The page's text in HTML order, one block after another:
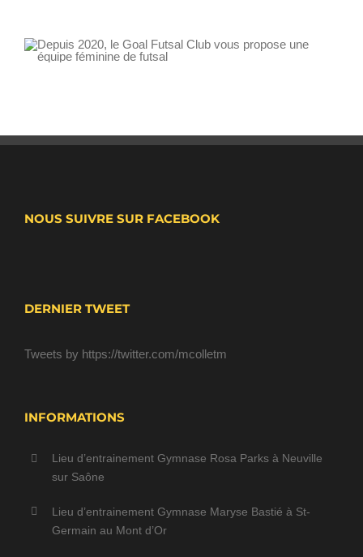
NOUS SUIVRE SUR FACEBOOK
DERNIER TWEET
Tweets by https://twitter.com/mcolletm
INFORMATIONS
Lieu d’entrainement Gymnase Rosa Parks à Neuville
sur Saône
Lieu d’entrainement Gymnase Maryse Bastié à St-
Germain au Mont d’Or